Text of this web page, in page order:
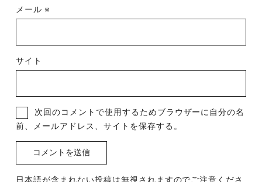
メール ※
サイト
次回のコメントで使用するためブラウザーに自分の名
前、メールアドレス、サイトを保存する。
日本語が含まれない投稿は無視されますのでご注意くださ